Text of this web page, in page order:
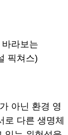
라보는
픽쳐스)
아닌 환경 영
다른 생명체